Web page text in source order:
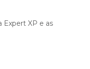
Expert XP e as